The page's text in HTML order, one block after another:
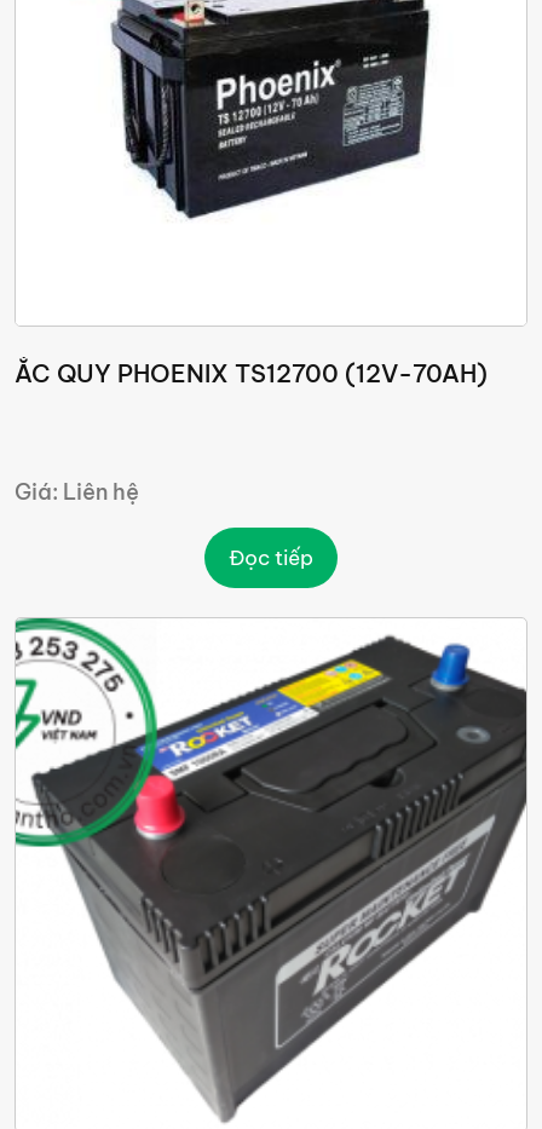
ẮC QUY PHOENIX TS12700 (12V-70AH)
Giá: Liên hệ
Đọc tiếp